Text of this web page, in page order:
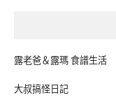
露老爸＆露瑪 食譜生活
大叔搞怪日記